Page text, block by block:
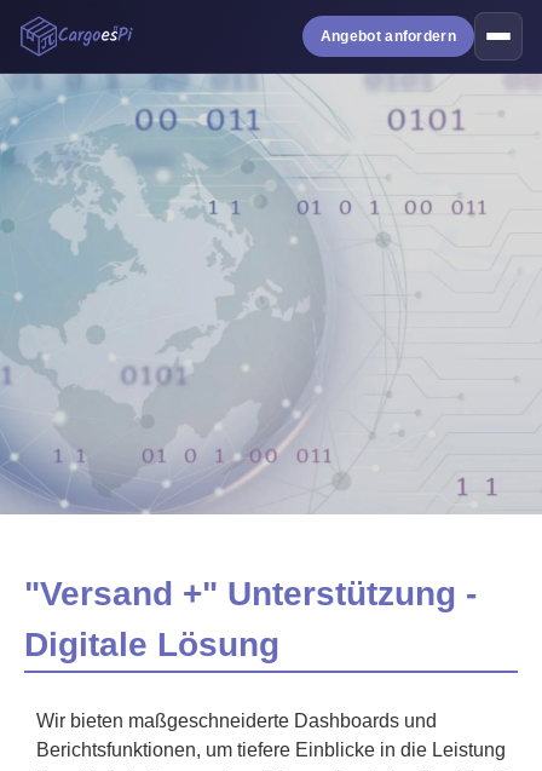
Angebot anfordern
"Versand +" Unterstützung -
Digitale Lösung
Wir bieten maßgeschneiderte Dashboards und
Berichtsfunktionen, um tiefere Einblicke in die Leistung